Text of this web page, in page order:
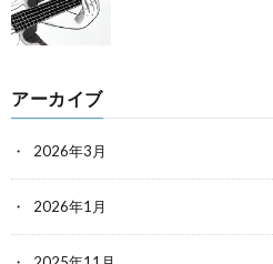
アーカイブ
2026年3月
2026年1月